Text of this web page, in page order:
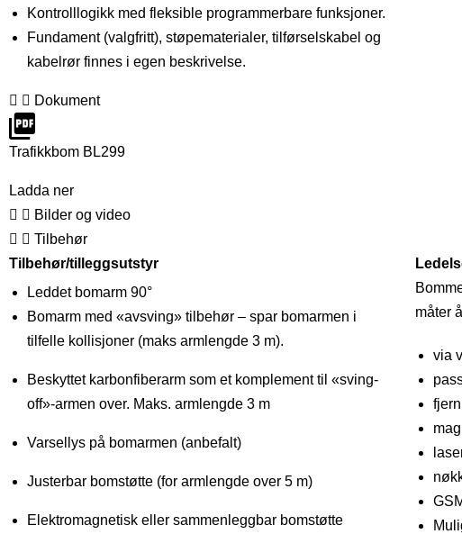
Kontrolllogikk med fleksible programmerbare funksjoner.
Fundament (valgfritt), støpematerialer, tilførselskabel og
kabelrør finnes i egen beskrivelse.
Dokument
Trafikkbom BL299
Ladda ner
Bilder og video
Tilbehør
Tilbehør/tilleggsutstyr
Leddet bomarm 90°
Bomarm med «avsving» tilbehør – spar bomarmen i
tilfelle kollisjoner (maks armlengde 3 m).
Beskyttet karbonfiberarm som et komplement til «sving-
off»-armen over. Maks. armlengde 3 m
Varsellys på bomarmen (anbefalt)
Justerbar bomstøtte (for armlengde over 5 m)
Elektromagnetisk eller sammenleggbar bomstøtte
måter
via